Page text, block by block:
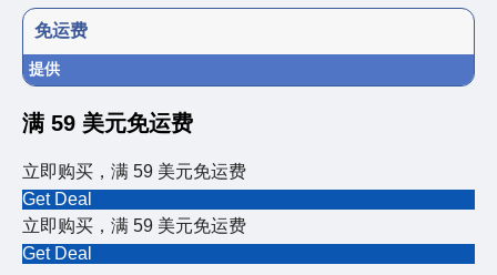
免运费
提供
满 59 美元免运费
立即购买，满 59 美元免运费
Get Deal
立即购买，满 59 美元免运费
Get Deal